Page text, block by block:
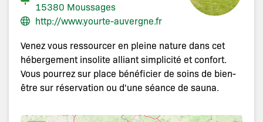
15380 Moussages
http://www.yourte-auvergne.fr
Venez vous ressourcer en pleine nature dans cet
hébergement insolite alliant simplicité et confort.
Vous pourrez sur place bénéficier de soins de bien-
être sur réservation ou d'une séance de sauna.